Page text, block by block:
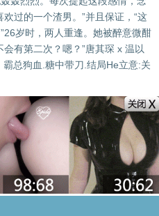
过的一个渣男。”并且保证，“这
岁时，两人重逢。她被醉意微酣
有第二次？嗯？”唐其琛 x 温以
总狗血.糖中带刀.结局He立意:关